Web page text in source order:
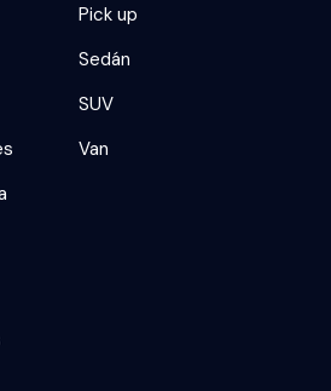
Pick up
Sedán
SUV
Van